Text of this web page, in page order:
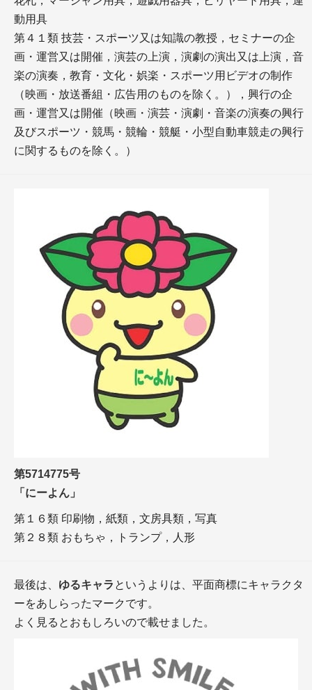
動用具
第４１類 技芸・スポーツ又は知識の教授，セミナーの企
画・運営又は開催，演芸の上演，演劇の演出又は上演，音
楽の演奏，教育・文化・娯楽・スポーツ用ビデオの制作
（映画・放送番組・広告用のものを除く。），興行の企
画・運営又は開催（映画・演芸・演劇・音楽の演奏の興行
及びスポーツ・競馬・競輪・競艇・小型自動車競走の興行
に関するものを除く。）
第5714775号
「にーよん」
第１６類 印刷物，紙類，文房具類，写真
第２８類 おもちゃ，トランプ，人形
最後は、 ゆるキャラ というよりは、平面商標にキャラクタ
ーをあしらったマークです。
よく見るとおもしろいので載せました。